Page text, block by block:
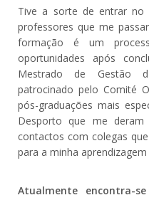
Tive a sorte de entrar no
professores que me
formação é um
oportunidades após
Mestrado de Gestão
patrocinado pelo Comité
pós-graduações mais
Desporto que me deram
contactos com colegas
para a minha aprendizagem
Atualmente encontra-